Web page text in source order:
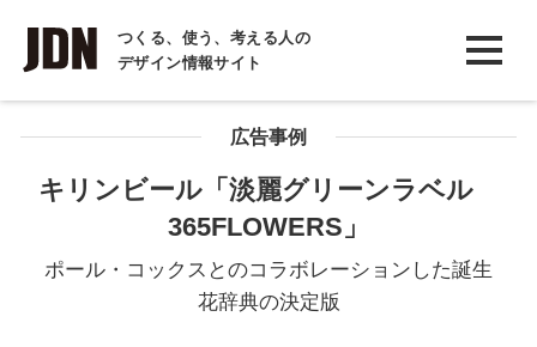
つくる、使う、考える人の
デザイン情報サイト
INTERVIEW
インタビュー
REPORT
COLUMN
コラム
広告事例
キリンビール「淡麗グリーンラベル
365FLOWERS」
ポール・コックスとのコラボレーションした誕生
花辞典の決定版